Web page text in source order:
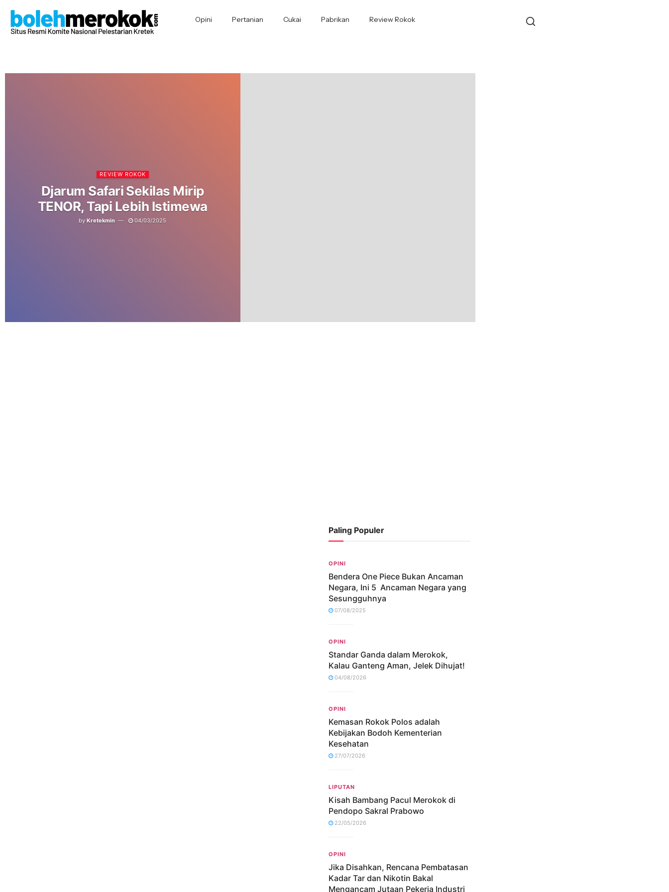
Opini Pertanian Cukai Pabrikan Review Rokok
REVIEW ROKOK
Djarum Safari Sekilas Mirip
TENOR, Tapi Lebih Istimewa
by Kretekmin 04/03/2025
Paling Populer
OPINI
Bendera One Piece Bukan Ancaman
Negara, Ini 5 Ancaman Negara yang
Sesungguhnya
07/08/2025
OPINI
Standar Ganda dalam Merokok,
Kalau Ganteng Aman, Jelek Dihujat!
04/08/2026
OPINI
Kemasan Rokok Polos adalah
Kebijakan Bodoh Kementerian
Kesehatan
27/07/2026
LIPUTAN
Kisah Bambang Pacul Merokok di
Pendopo Sakral Prabowo
22/05/2026
OPINI
Jika Disahkan, Rencana Pembatasan
Kadar Tar dan Nikotin Bakal
Mengancam Jutaan Pekerja Industri